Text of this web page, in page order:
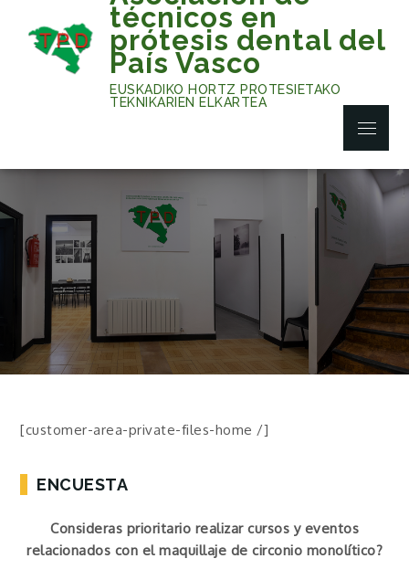
content
técnicos en
prótesis dental del
País Vasco
EUSKADIKO HORTZ PROTESIETAKO
TEKNIKARIEN ELKARTEA
Menu
[customer-area-private-files-home /]
ENCUESTA
Consideras prioritario realizar cursos y eventos
relacionados con el maquillaje de circonio monolítico?